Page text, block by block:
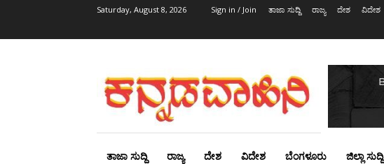
Saturday, August 8, 2026 Sign in / Join ತಾಜಾ ಸುದ್ದಿ ರಾಜ್ಯ ದೇಶ ವಿದೇಶ
ತಾಜಾ ಸುದ್ದಿ ರಾಜ್ಯ ದೇಶ ವಿದೇಶ ಬೆಂಗಳೂರು ಜಿಲ್ಲಾ ಸುದ್ದಿ